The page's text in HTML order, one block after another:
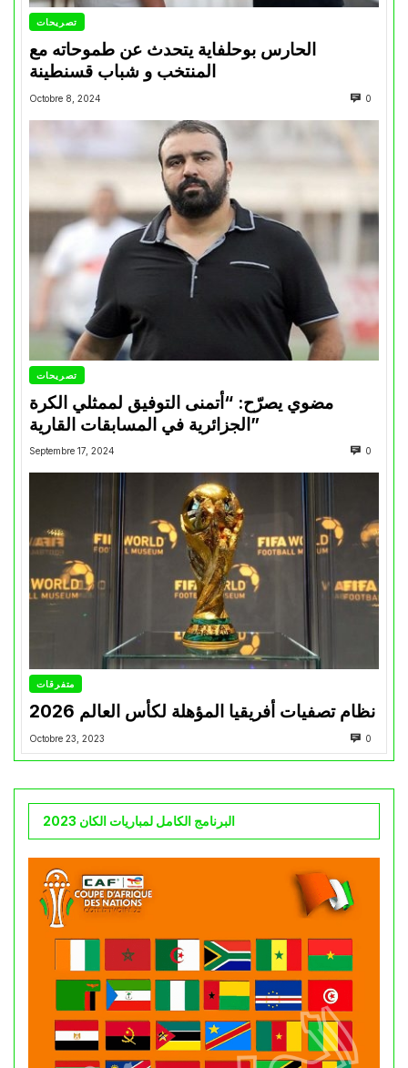
تصريحات
الحارس بوحلفاية يتحدث عن طموحاته مع
المنتخب و شباب قسنطينة
Octobre 8, 2024 0
تصريحات
مضوي يصرّح: “أتمنى التوفيق لممثلي الكرة
الجزائرية في المسابقات القارية”
Septembre 17, 2024 0
متفرقات
نظام تصفيات أفريقيا المؤهلة لكأس العالم 2026
Octobre 23, 2023 0
البرنامج الكامل لمباريات الكان 2023